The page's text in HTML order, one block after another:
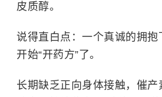
皮质醇。
说得直白点：一个真诚的拥抱
开始“开药方”了。
长期缺乏正向身体接触，催产